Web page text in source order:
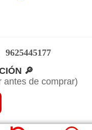
9625445177
🔎
antes de comprar)